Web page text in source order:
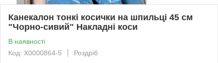
Канекалон тонкі косички на шпильці 45 см
"Чорно-сивий" Накладні коси
В наявності
Код: X0000864-5
Роздріб